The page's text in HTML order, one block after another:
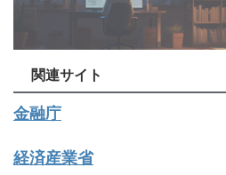
関連サイト
金融庁
経済産業省